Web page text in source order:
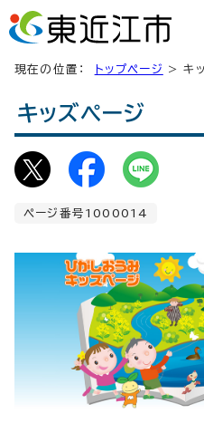
現在の位置： トップページ > キ
キッズページ
ページ番号1000014